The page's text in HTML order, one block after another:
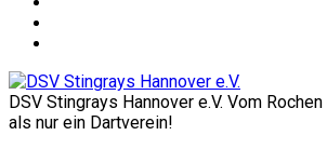
DSV Stingrays Hannover e.V. Vom
als nur ein Dartverein!